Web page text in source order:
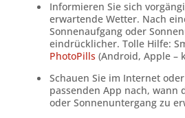
Informieren Sie sich
erwartende Wetter. Nach
Sonnenaufgang oder
eindrücklicher. Tolle Hilfe:
PhotoPills (Android, Apple –
Schauen Sie im Internet
passenden App nach, wann
oder Sonnenuntergang zu